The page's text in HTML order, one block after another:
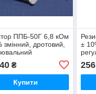
ППБ-50Г 6,8 кОм
змінний, дротовий,
₴
Купити
±